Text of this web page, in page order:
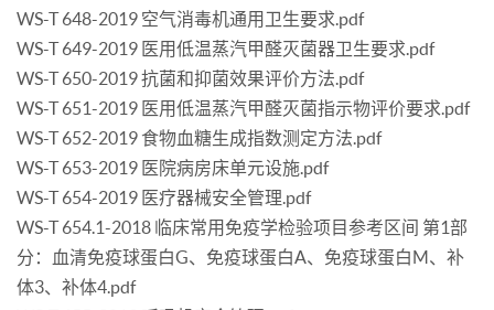
WS-T 648-2019 空气消毒机通用卫生要求.pdf
WS-T 649-2019 医用低温蒸汽甲醛灭菌器卫生要求.pdf
WS-T 650-2019 抗菌和抑菌效果评价方法.pdf
WS-T 651-2019 医用低温蒸汽甲醛灭菌指示物评价要求.pdf
WS-T 652-2019 食物血糖生成指数测定方法.pdf
WS-T 653-2019 医院病房床单元设施.pdf
WS-T 654-2019 医疗器械安全管理.pdf
WS-T 654.1-2018 临床常用免疫学检验项目参考区间 第1部
分：血清免疫球蛋白G、免疫球蛋白A、免疫球蛋白M、补
体3、补体4.pdf